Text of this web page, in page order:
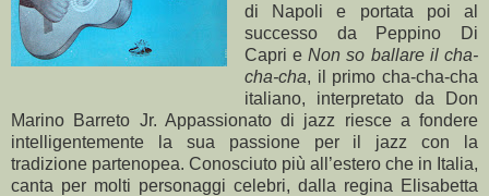
di Napoli e portata poi al
successo da Peppino Di
Capri eNon so ballare il cha-
cha-cha, il primo cha-cha-cha
italiano, interpretato da Don
Marino Barreto Jr. Appassionato di jazz riesce a fondere
intelligentemente la sua passione per il jazz con la
tradizione partenopea. Conosciuto più all’estero che in Italia,
canta per molti personaggi celebri, dalla regina Elisabetta